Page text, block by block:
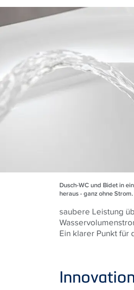
Dusch-WC und Bidet in
heraus - ganz ohne Strom.
saubere Leistung
Ein klarer Punkt für